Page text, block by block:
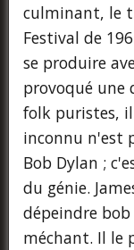
culminant, le
Festival de
se produire
provoqué une
folk puristes,
inconnu n'est
Bob Dylan ;
du génie.
dépeindre
méchant. Il le